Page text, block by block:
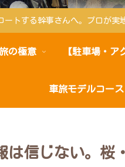
ートする幹事さんへ。プロが実
の極意 【駐車場・ア
車旅モデルコース
は信じない。桜